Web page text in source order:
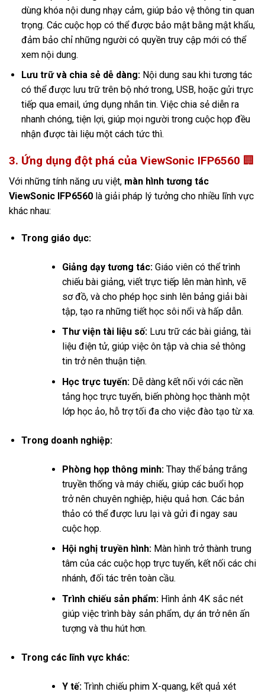
dùng khóa nội dung nhạy cảm, giúp bảo vệ thông tin quan
trọng. Các cuộc họp có thể được bảo mật bằng mật khẩu,
đảm bảo chỉ những người có quyền truy cập mới có thể
xem nội dung.
Lưu trữ và chia sẻ dễ dàng:Nội dung sau khi tương tác
có thể được lưu trữ trên bộ nhớ trong, USB, hoặc gửi trực
tiếp qua email, ứng dụng nhắn tin. Việc chia sẻ diễn ra
nhanh chóng, tiện lợi, giúp mọi người trong cuộc họp đều
nhận được tài liệu một cách tức thì.
3. Ứng dụng đột phá của ViewSonic IFP6560 🏢
Với những tính năng ưu việt, màn hình tương tác
ViewSonic IFP6560 là giải pháp lý tưởng cho nhiều lĩnh vực
khác nhau:
Trong giáo dục:
Giảng dạy tương tác:Giáo viên có thể trình
chiếu bài giảng, viết trực tiếp lên màn hình, vẽ
sơ đồ, và cho phép học sinh lên bảng giải bài
tập, tạo ra những tiết học sôi nổi và hấp dẫn.
Thư viện tài liệu số:Lưu trữ các bài giảng, tài
liệu điện tử, giúp việc ôn tập và chia sẻ thông
tin trở nên thuận tiện.
Học trực tuyến:Dễ dàng kết nối với các nền
tảng học trực tuyến, biến phòng học thành một
lớp học ảo, hỗ trợ tối đa cho việc đào tạo từ xa.
Trong doanh nghiệp:
Phòng họp thông minh:Thay thế bảng trắng
truyền thống và máy chiếu, giúp các buổi họp
trở nên chuyên nghiệp, hiệu quả hơn. Các bản
thảo có thể được lưu lại và gửi đi ngay sau
cuộc họp.
Hội nghị truyền hình:Màn hình trở thành trung
tâm của các cuộc họp trực tuyến, kết nối các chi
nhánh, đối tác trên toàn cầu.
Trình chiếu sản phẩm:Hình ảnh 4K sắc nét
giúp việc trình bày sản phẩm, dự án trở nên ấn
tượng và thu hút hơn.
Trong các lĩnh vực khác:
Y tế:Trình chiếu phim X-quang, kết quả xét